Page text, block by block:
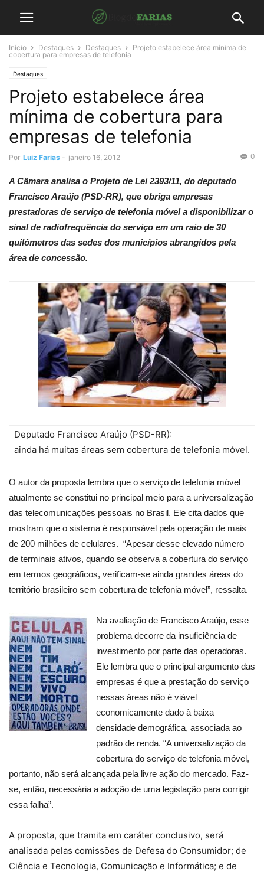
Início Destaques Destaques
Projeto estabelece área mínima de
cobertura para empresas de telefonia
Destaques
Projeto estabelece área
mínima de cobertura para
empresas de telefonia
Por Luiz Farias - janeiro 16, 2012 0
A Câmara analisa o Projeto de Lei 2393/11, do deputado
Francisco Araújo (PSD-RR), que obriga empresas
prestadoras de serviço de telefonia móvel a disponibilizar o
sinal de radiofrequência do serviço em um raio de 30
quilômetros das sedes dos municípios abrangidos pela
área de concessão.
Deputado Francisco Araújo (PSD-RR):
ainda há muitas áreas sem cobertura de telefonia móvel.
O autor da proposta lembra que o serviço de telefonia móvel
atualmente se constitui no principal meio para a universalização
das telecomunicações pessoais no Brasil. Ele cita dados que
mostram que o sistema é responsável pela operação de mais
de 200 milhões de celulares. “Apesar desse elevado número
de terminais ativos, quando se observa a cobertura do serviço
em termos geográficos, verificam-se ainda grandes áreas do
território brasileiro sem cobertura de telefonia móvel”, ressalta.
Na avaliação de Francisco Araújo, esse
problema decorre da insuficiência de
investimento por parte das operadoras.
Ele lembra que o principal argumento das
empresas é que a prestação do serviço
nessas áreas não é viável
economicamente dado à baixa
densidade demográfica, associada ao
padrão de renda. “A universalização da
cobertura do serviço de telefonia móvel,
portanto, não será alcançada pela livre ação do mercado. Faz-
se, então, necessária a adoção de uma legislação para corrigir
essa falha”.
A proposta, que tramita em caráter conclusivo, será
analisada pelas comissões de Defesa do Consumidor; de
Ciência e Tecnologia, Comunicação e Informática; e de